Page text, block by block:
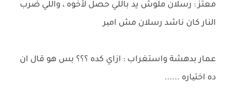
معتز : رسلان ملوش يد باللي حصل لأخوه ، واللي ضرب
النار كان ناشد رسلان مش امیر
عمار بدهشة واستغراب : ازاي كده ؟؟؟ بس هو قال ان
ده اختیاره ......